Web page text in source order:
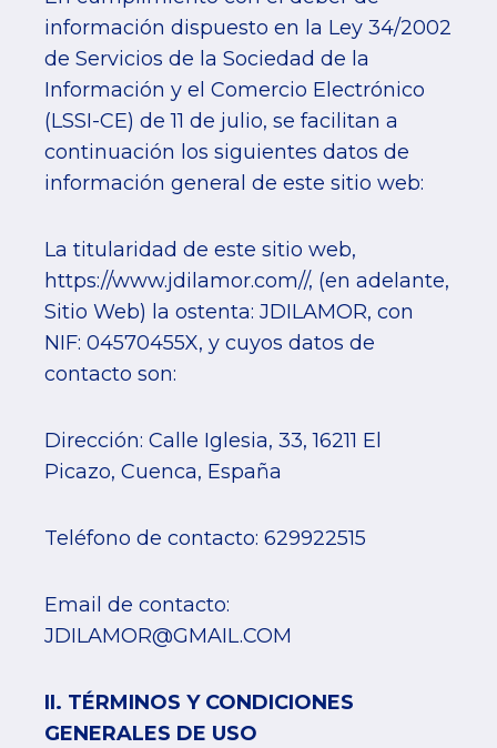
información dispuesto en la Ley 34/2002
de Servicios de la Sociedad de la
Información y el Comercio Electrónico
(LSSI-CE) de 11 de julio, se facilitan a
continuación los siguientes datos de
información general de este sitio web:
La titularidad de este sitio web,
https://www.jdilamor.com//, (en adelante,
Sitio Web) la ostenta: JDILAMOR, con
NIF: 04570455X, y cuyos datos de
contacto son:
Dirección: Calle Iglesia, 33, 16211 El
Picazo, Cuenca, España
Teléfono de contacto: 629922515
Email de contacto:
JDILAMOR@GMAIL.COM
II. TÉRMINOS Y CONDICIONES
GENERALES DE USO